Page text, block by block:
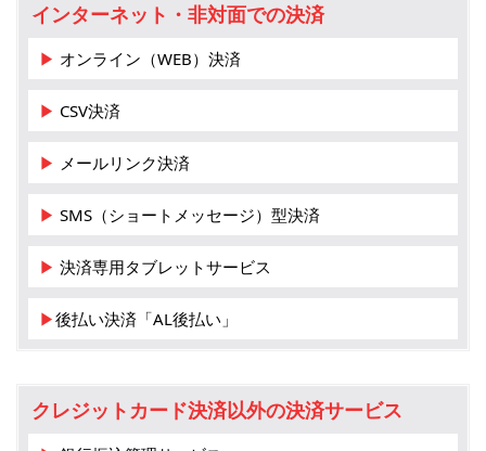
インターネット・非対面での決済
▶ オンライン（WEB）決済
▶ CSV決済
▶ メールリンク決済
▶ SMS（ショートメッセージ）型決済
▶ 決済専用タブレットサービス
▶後払い決済「AL後払い」
クレジットカード決済以外の決済サービス